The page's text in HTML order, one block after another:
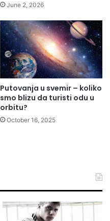
June 2, 2026
Putovanja u svemir – koliko
smo blizu da turisti odu u
orbitu?
October 16, 2025